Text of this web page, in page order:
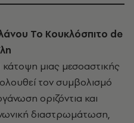
Το Κουκλόσπιτο de
κάτοψη μιας μεσοαστικής
τον συμβολισμό
οριζόντια και
διαστρωμάτωση,